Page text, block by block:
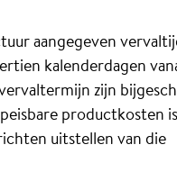
aangegeven
kalenderdagen
zijn
productkosten
uitstellen van die